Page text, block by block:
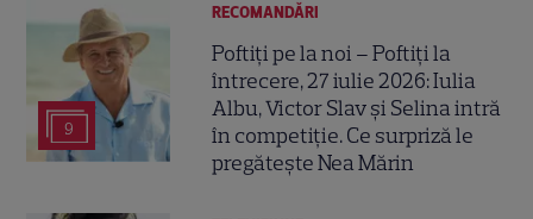
9
RECOMANDĂRI
Poftiți pe la noi – Poftiți la
întrecere, 27 iulie 2026: Iulia
Albu, Victor Slav și Selina intră
în competiție. Ce surpriză le
pregătește Nea Mărin